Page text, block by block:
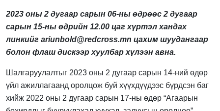
2023 оны 2 дугaaр сарын 06-ны өдрөөс 2 дугаар
сарын 15-ны өдрийн 12.00 цаг хүртэл хандах
линкийг ariunbold@redcross.mn цахим шуудангаар
болон флаш дискээр хуулбар хүлээн авна.
Шалгаруулалтыг 2023 оны 2 дугаар сарын 14-ний өдөр
үйл ажиллагаанд оролцож буй хүүхдүүдээс бүрдсэн баг
хийж 2022 оны 2 дугаар сарын 17-ны өдөр “Агаарын